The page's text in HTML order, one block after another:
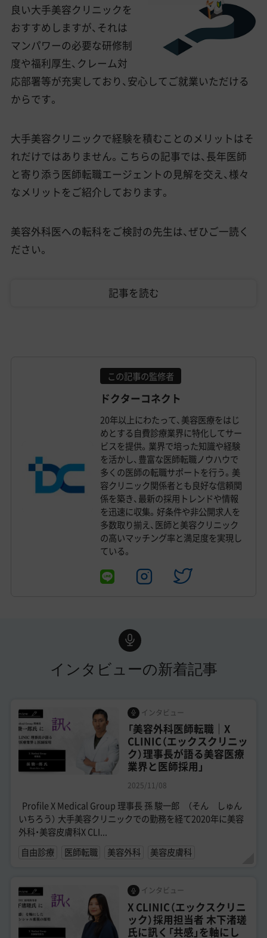
良い大手美容クリニックを
おすすめしますが、それは
マンパワーの必要な研修制
度や福利厚生、クレーム対
応部署等が充実しており、安心してご就業いただける
からです。
大手美容クリニックで経験を積むことのメリットはそ
れだけではありません。こちらの記事では、長年医師
と寄り添う医師転職エージェントの見解を交え、様々
なメリットをご紹介しております。
美容外科医への転科をご検討の先生は、ぜひご一読く
ださい。
記事を読む
この記事の監修者
ドクターコネクト
20年以上にわたって、美容医療をはじ
めとする自費診療業界に特化してサー
ビスを提供。業界で培った知識や経験
を活かし、豊富な医師転職ノウハウで
多くの医師の転職サポートを行う。美
容クリニック関係者とも良好な信頼関
係を築き、最新の採用トレンドや情報
を迅速に収集。好条件や非公開求人を
多数取り揃え、医師と美容クリニック
の高いマッチング率と満足度を実現し
ている。
インタビューの新着記事
インタビュー
「美容外科医師転職｜X
CLINIC（エックスクリニッ
ク）理事長が語る美容医療
業界と医師採用」
2025/11/08
いちろう） 大手美容クリニックでの勤務を経て2020年に美容
外科・美容皮膚科X CLI...
自由診療
医師転職 美容外科 美容皮膚科
インタビュー
X CLINIC（エックスクリニ
ック）採用担当者 木下渚瑳
氏に訊く「共感」を軸にし